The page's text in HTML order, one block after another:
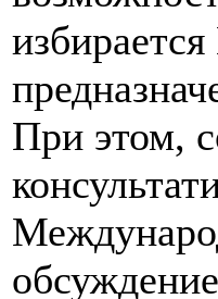
При этом,